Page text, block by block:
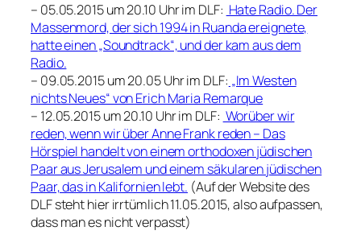
– 05.05.2015 um 20.10 Uhr im DLF: Hate Radio. Der
Massenmord, der sich 1994 in Ruanda ereignete,
hatte einen „Soundtrack“, und der kam aus dem
Radio.
– 09.05.2015 um 20.05 Uhr im DLF: „Im Westen
nichts Neues“ von Erich Maria Remarque
– 12.05.2015 um 20.10 Uhr im DLF: Worüber wir
reden, wenn wir über Anne Frank reden – Das
Hörspiel handelt von einem orthodoxen jüdischen
Paar aus Jerusalem und einem säkularen jüdischen
Paar, das in Kalifornien lebt. (Auf der Website des
DLF steht hier irrtümlich 11.05.2015, also aufpassen,
dass man es nicht verpasst)